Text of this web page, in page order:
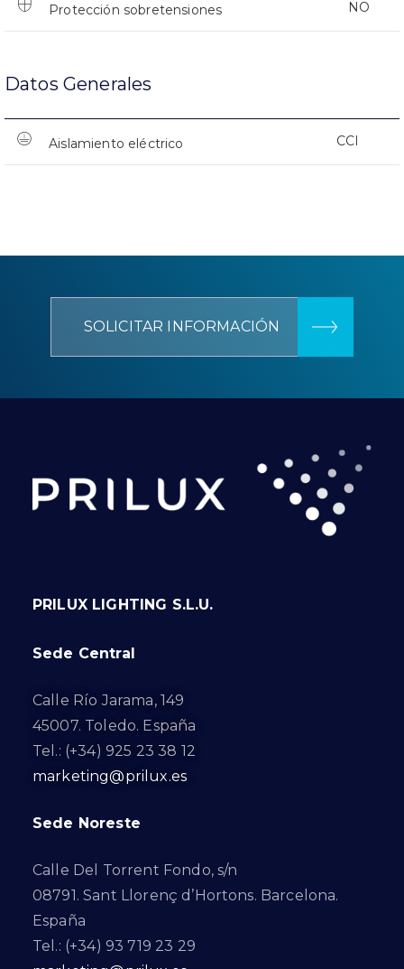
Protección sobretensiones NO
Datos Generales
Aislamiento eléctrico CCI
SOLICITAR INFORMACIÓN
PRILUX LIGHTING S.L.U.
Sede Central
Calle Río Jarama, 149
45007. Toledo. España
Tel.: (+34) 925 23 38 12
marketing@prilux.es
Sede Noreste
Calle Del Torrent Fondo, s/n
08791. Sant Llorenç d’Hortons. Barcelona.
España
Tel.: (+34) 93 719 23 29